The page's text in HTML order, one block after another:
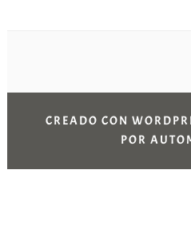
CREADO CON
POR